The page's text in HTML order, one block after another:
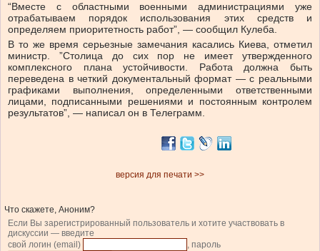
“Вместе с областными военными администрациями уже
отрабатываем порядок использования этих средств и
определяем приоритетность работ”, — сообщил Кулеба.
В то же время серьезные замечания касались Киева, отметил
министр. ”Столица до сих пор не имеет утвержденного
комплексного плана устойчивости. Работа должна быть
переведена в четкий документальный формат — с реальными
графиками выполнения, определенными ответственными
лицами, подписанными решениями и постоянным контролем
результатов”, — написал он в Телеграмм.
версия для печати >>
Что скажете, Аноним?
Если Вы зарегистрированный пользователь и хотите участвовать в
дискуссии — введите
свой логин (email)
, пароль